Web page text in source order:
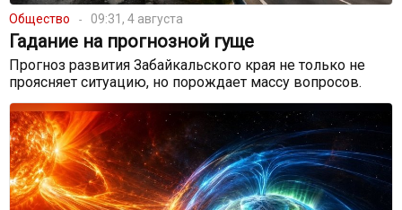
Общество 09:31, 4 августа
Гадание на прогнозной гуще
Прогноз развития Забайкальского края не только не
проясняет ситуацию, но порождает массу вопросов.